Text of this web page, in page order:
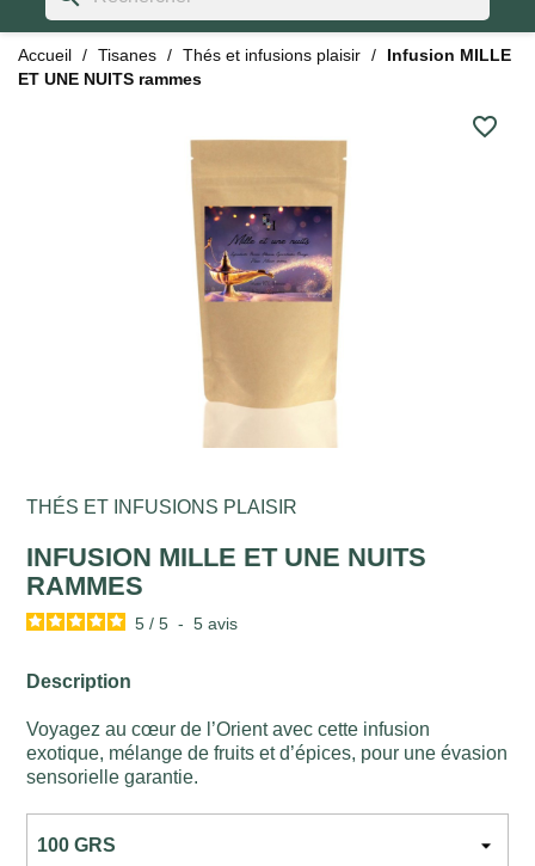
Accueil Tisanes Thés et infusions plaisir
Infusion MILLE
ET UNE NUITS rammes
favorite_border
THÉS ET INFUSIONS PLAISIR
INFUSION MILLE ET UNE NUITS
RAMMES
5 / 5 - 5avis
Description
Voyagez au cœur de l’Orient avec cette infusion
exotique, mélange de fruits et d’épices, pour une évasion
sensorielle garantie.